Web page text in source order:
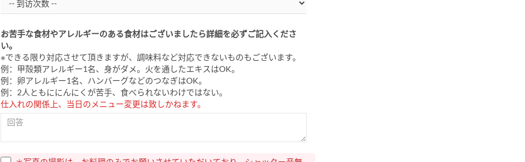
お苦手な食材やアレルギーのある食材はございましたら詳細を必ずご記入くださ
い。
※できる限り対応させて頂きますが、調味料など対応できないものもございます。
例：甲殻類アレルギー1名、身がダメ。火を通したエキスはOK。
例：卵アレルギー1名、ハンバーグなどのつなぎはOK。
例：2人ともににんにくが苦手、食べられないわけではない。
仕入れの関係上、当日のメニュー変更は致しかねます。